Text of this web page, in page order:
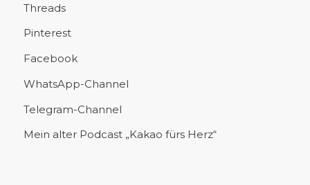
Threads
Pinterest
Facebook
WhatsApp-Channel
Telegram-Channel
Mein alter Podcast „Kakao fürs Herz“